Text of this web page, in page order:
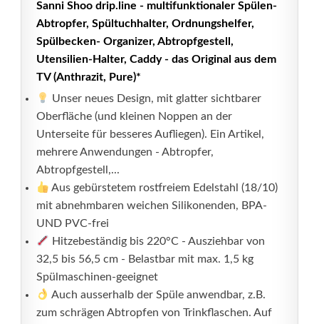
Sanni Shoo drip.line - multifunktionaler Spülen-
Abtropfer, Spültuchhalter, Ordnungshelfer,
Spülbecken- Organizer, Abtropfgestell,
Utensilien-Halter, Caddy - das Original aus dem
TV (Anthrazit, Pure)*
Unser neues Design, mit glatter sichtbarer
Oberfläche (und kleinen Noppen an der
Unterseite für besseres Aufliegen). Ein Artikel,
mehrere Anwendungen - Abtropfer,
Abtropfgestell,...
Aus gebürstetem rostfreiem Edelstahl (18/10)
mit abnehmbaren weichen Silikonenden, BPA-
UND PVC-frei
Hitzebeständig bis 220°C - Ausziehbar von
32,5 bis 56,5 cm - Belastbar mit max. 1,5 kg
Spülmaschinen-geeignet
Auch ausserhalb der Spüle anwendbar, z.B.
zum schrägen Abtropfen von Trinkflaschen. Auf